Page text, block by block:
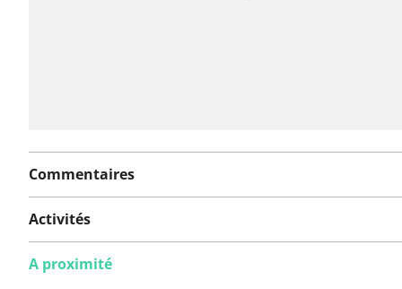
Commentaires
Activités
A proximité